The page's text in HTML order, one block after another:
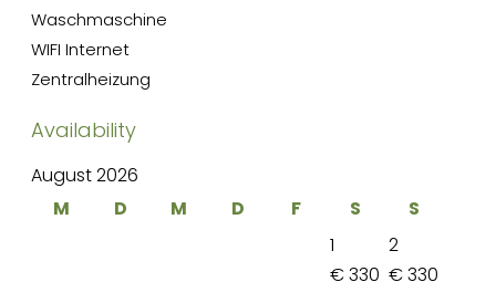
Waschmaschine
WIFI Internet
Zentralheizung
Availability
August 2026
M
D M D F S
S
1
€ 330
2
€ 330